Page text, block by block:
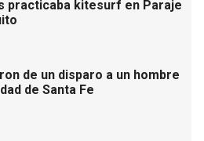
practicaba kitesurf en Paraje
de un disparo a un hombre
de Santa Fe